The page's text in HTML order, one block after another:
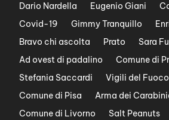
Dario Nardella
Eugenio Giani
Covid-19
Gimmy Tranquillo
Bravo chi ascolta
Prato Sara
Ad ovest di padalino
Comune di
Stefania Saccardi
Vigili del Fuoco
Comune di Pisa
Arma dei
Comune di Livorno
Salt Peanuts